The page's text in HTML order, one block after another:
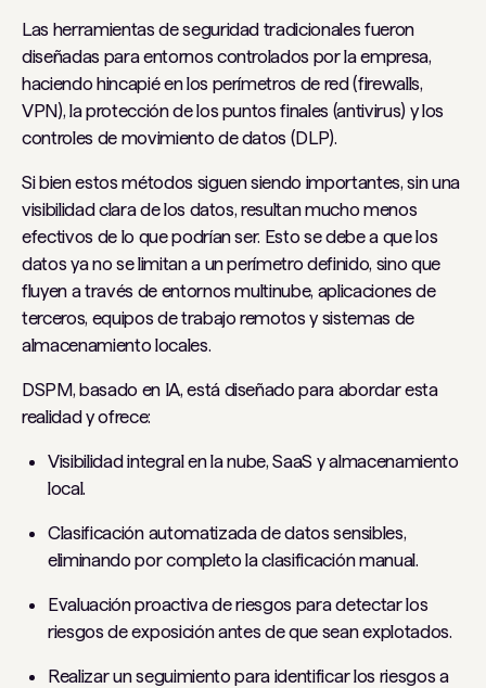
Las herramientas de seguridad tradicionales fueron
diseñadas para entornos controlados por la empresa,
haciendo hincapié en los perímetros de red (firewalls,
VPN), la protección de los puntos finales (antivirus) y los
controles de movimiento de datos (DLP).
Si bien estos métodos siguen siendo importantes, sin una
visibilidad clara de los datos, resultan mucho menos
efectivos de lo que podrían ser. Esto se debe a que los
datos ya no se limitan a un perímetro definido, sino que
fluyen a través de entornos multinube, aplicaciones de
terceros, equipos de trabajo remotos y sistemas de
almacenamiento locales.
DSPM, basado en IA, está diseñado para abordar esta
realidad y ofrece:
Visibilidad integral en la nube, SaaS y almacenamiento
local.
Clasificación automatizada de datos sensibles,
eliminando por completo la clasificación manual.
Evaluación proactiva de riesgos para detectar los
riesgos de exposición antes de que sean explotados.
Realizar un seguimiento para identificar los riesgos a